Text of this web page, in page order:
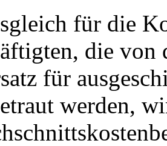
für die
die von
für
werden,